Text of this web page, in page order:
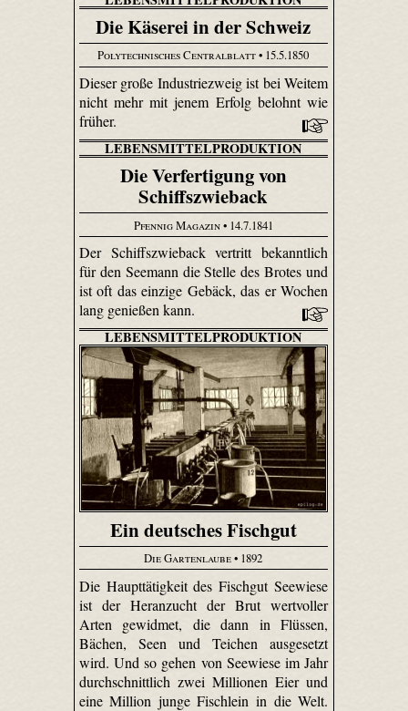
Die Käserei in der Schweiz
Polytechnisches Centralblatt• 15.5.1850
Dieser große Industriezweig ist bei Weitem
nicht mehr mit jenem Erfolg belohnt wie
früher.
LEBENSMITTELPRODUKTION
Die Verfertigung von
Schiffszwieback
Pfennig Magazin• 14.7.1841
Der Schiffszwieback vertritt bekanntlich
für den Seemann die Stelle des Brotes und
ist oft das einzige Gebäck, das er Wochen
lang genießen kann.
LEBENSMITTELPRODUKTION
Ein deutsches Fischgut
Die Gartenlaube• 1892
Die Haupttätigkeit des Fischgut Seewiese
ist der Heran­zucht der Brut wertvoller
Arten gewidmet, die dann in Flüssen,
Bächen, Seen und Teichen ausgesetzt
wird. Und so gehen von Seewiese im Jahr
durchschnittlich zwei Millionen Eier und
eine Million junge Fischlein in die Welt.